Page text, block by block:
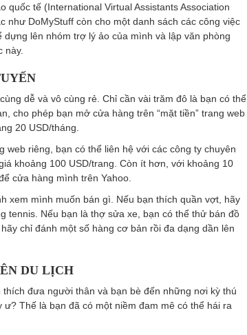
quốc tế (International Virtual Assistants Association
như DoMyStuff còn cho một danh sách các công việc
dựng lên nhóm trợ lý ảo của mình và lập văn phòng
này.
dễ và vô cùng rẻ. Chỉ cần vài trăm đô là bạn có thể
cho phép bạn mở cửa hàng trên “mặt tiền” trang web
20 USD/tháng.
web riêng, bạn có thể liên hệ với các công ty chuyên
khoảng 100 USD/trang. Còn ít hơn, với khoảng 10
cửa hàng mình trên Yahoo.
xem mình muốn bán gì. Nếu bạn thích quần vợt, hãy
tennis. Nếu bạn là thợ sửa xe, bạn có thể thử bán đồ
chỉ đánh một số hàng cơ bản rồi đa dạng dần lên
DU LỊCH
đưa người thân và bạn bè đến những nơi kỳ thú
Thế là bạn đã có một niềm đam mê có thể hái ra